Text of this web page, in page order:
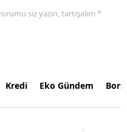
siz yazın, tartışalım *
Kredi Eko Gündem